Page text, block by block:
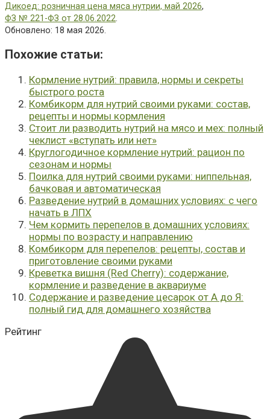
Дикоед: розничная цена мяса нутрии, май 2026,
ФЗ № 221-ФЗ от 28.06.2022
Обновлено: 18 мая 2026.
Похожие cтатьи:
Кормление нутрий: правила, нормы и секреты
быстрого роста
Комбикорм для нутрий своими руками: состав,
рецепты и нормы кормления
Стоит ли разводить нутрий на мясо и мех: полный
чеклист «вступать или нет»
Круглогодичное кормление нутрий: рацион по
сезонам и нормы
Поилка для нутрий своими руками: ниппельная,
бачковая и автоматическая
Разведение нутрий в домашних условиях: с чего
начать в ЛПХ
Чем кормить перепелов в домашних условиях:
нормы по возрасту и направлению
Комбикорм для перепелов: рецепты, состав и
приготовление своими руками
Креветка вишня (Red Cherry): содержание,
кормление и разведение в аквариуме
Содержание и разведение цесарок от А до Я:
полный гид для домашнего хозяйства
Рейтинг